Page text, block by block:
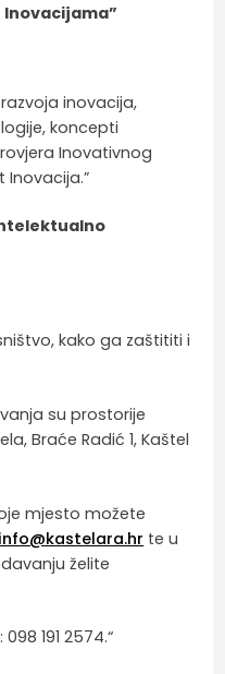
inovacija,
koncepti
Inovativnog
Inovacija.”
kako ga zaštititi i
su prostorije
Braće Radić 1, Kaštel
mjesto možete
info@kastelara.hr te u
želite
191 2574.“